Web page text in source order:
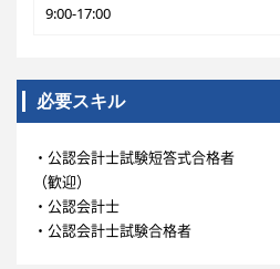
9:00-17:00
必要スキル
・公認会計士試験短答式合格者
（歓迎）
・公認会計士
・公認会計士試験合格者